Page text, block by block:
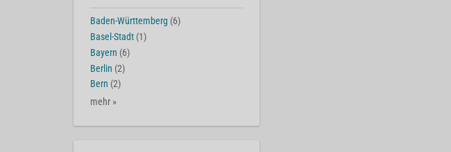
Baden-Württemberg (6)
Basel-Stadt (1)
Bayern (6)
Berlin (2)
Bern (2)
mehr »